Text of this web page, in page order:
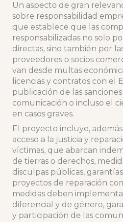
Un aspecto de gran
sobre responsabilidad
que establece que las
responsabilizadas no solo
directas, sino también por
proveedores o socios
van desde multas
licencias y contratos con el
publicación de las
comunicación o incluso el
en casos graves.
El proyecto incluye,
acceso a la justicia y
víctimas, que abarcan
de tierras o derechos,
disculpas públicas,
proyectos de reparación
medidas deben
diferencial y de género,
y participación de las